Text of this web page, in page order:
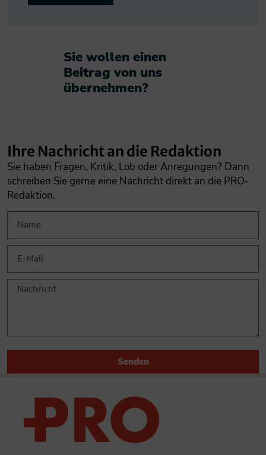
Sie wollen einen
Beitrag von uns
übernehmen?​
Ihre Nachricht an die Redaktion
Sie haben Fragen, Kritik, Lob oder Anregungen? Dann
schreiben Sie gerne eine Nachricht direkt an die PRO-
Redaktion.
Senden